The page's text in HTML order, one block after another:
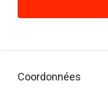
Coordonnées